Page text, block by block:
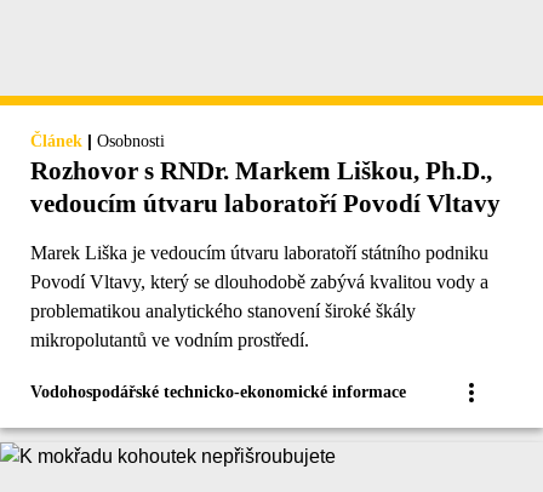
Článek | Osobnosti
Rozhovor s RNDr. Markem Liškou, Ph.D.,
vedoucím útvaru laboratoří Povodí Vltavy
Marek Liška je vedoucím útvaru laboratoří státního podniku
Povodí Vltavy, který se dlouhodobě zabývá kvalitou vody a
problematikou analytického stanovení široké škály
mikropolutantů ve vodním prostředí.
Vodohospodářské technicko-ekonomické informace